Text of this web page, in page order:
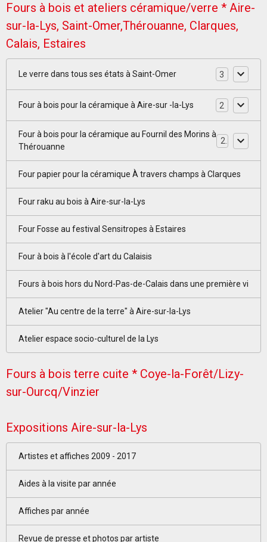
Fours à bois et ateliers céramique/verre * Aire-
sur-la-Lys, Saint-Omer,Thérouanne, Clarques,
Calais, Estaires
Le verre dans tous ses états à Saint-Omer 3
Four à bois pour la céramique à Aire-sur -la-Lys 2
Four à bois pour la céramique au Fournil des Morins à
Thérouanne
Four papier pour la céramique À travers champs à Clarques
Four raku au bois à Aire-sur-la-Lys
Four Fosse au festival Sensitropes à Estaires
Four à bois à l'école d'art du Calaisis
Fours à bois hors du Nord-Pas-de-Calais dans une première vi
Atelier "Au centre de la terre" à Aire-sur-la-Lys
Atelier espace socio-culturel de la Lys
Fours à bois terre cuite * Coye-la-Forêt/Lizy-
sur-Ourcq/Vinzier
Expositions Aire-sur-la-Lys
Artistes et affiches 2009 - 2017
Aides à la visite par année
Affiches par année
Revue de presse et photos par artiste